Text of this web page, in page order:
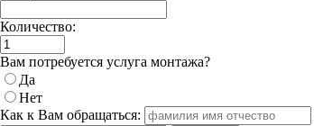
Количество:
Вам потребуется услуга монтажа?
Да
Нет
Как к Вам обращаться: